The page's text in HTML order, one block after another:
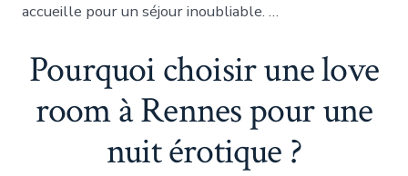
accueille pour un séjour inoubliable. …
Pourquoi choisir une love
room à Rennes pour une
nuit érotique ?